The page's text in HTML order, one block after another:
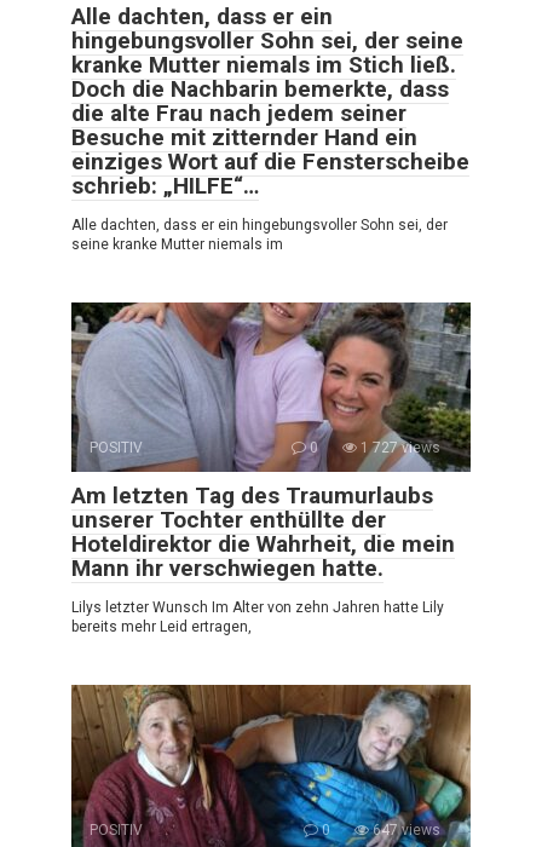
Alle dachten, dass er ein
hingebungsvoller Sohn sei, der seine
kranke Mutter niemals im Stich ließ.
Doch die Nachbarin bemerkte, dass
die alte Frau nach jedem seiner
Besuche mit zitternder Hand ein
einziges Wort auf die Fensterscheibe
schrieb: „HILFE“…
Alle dachten, dass er ein hingebungsvoller Sohn sei, der
seine kranke Mutter niemals im
POSITIV 0 1 727 views
Am letzten Tag des Traumurlaubs
unserer Tochter enthüllte der
Hoteldirektor die Wahrheit, die mein
Mann ihr verschwiegen hatte.
Lilys letzter Wunsch Im Alter von zehn Jahren hatte Lily
bereits mehr Leid ertragen,
POSITIV 0 647 views